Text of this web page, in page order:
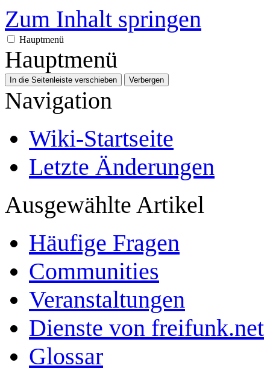
Zum Inhalt springen
Hauptmenü
Hauptmenü
In die Seitenleiste verschieben Verbergen
Navigation
Wiki-Startseite
Letzte Änderungen
Ausgewählte Artikel
Häufige Fragen
Communities
Veranstaltungen
Dienste von freifunk.net
Glossar